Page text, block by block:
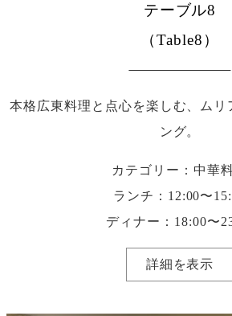
テーブル8
（Table8）
本格広東料理と点心を楽しむ、ムリ
ング。
カテゴリー：中華
ランチ：12:00〜
ディナー：18:00〜
詳細を表示